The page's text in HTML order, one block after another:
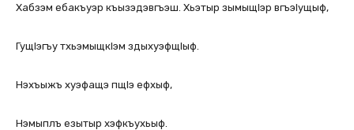
Хабзэм ебакъуэр къызэдэвгъэш. Хьэтыр зымыщIэр вгъэIущыф,
ГущIэгъу тхьэмыщкIэм здыхуэфщIыф.
Нэхъыжъ хуэфащэ пщIэ ефхыф,
Нэмыплъ езытыр хэфкъухьыф.